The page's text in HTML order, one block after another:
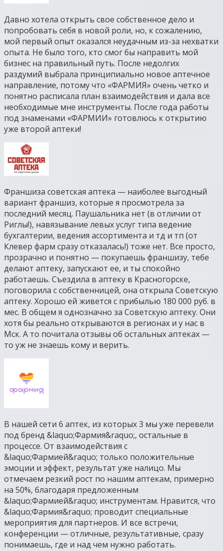
Давно хотела открыть свое собственное дело и
попробовать себя в новой роли, но, к сожалению,
мой первый опыт оказался неудачным из-за нехватки
опыта. Не было того, кто смог бы направить мой
бизнес на правильный путь. После недолгих
раздумий выбрала принципиально новое аптечное
направление, потому что «ФАРМИЯ» очень четко и
понятно расписала план взаимодействия и дала все
необходимые мне инструменты. После года работы
под знаменами «ФАРМИИ» готовлюсь к открытию
уже второй аптеки!
Франшиза советская аптека — наиболее выгодный
вариант франшиз, которые я просмотрела за
последний месяц. Паушальника нет (в отличии от
Риглы!), навязывание левых услуг типа ведение
бухгалтерии, ведения ассортимента и тд и тп (от
Клевер фарм сразу отказалась!) тоже нет. Все просто,
прозрачно и понятно — покупаешь франшизу, тебе
делают аптеку, запускают ее, и ты спокойно
работаешь. Съездила в аптеку в Красногорске,
поговорила с собственницей, она открыла Советскую
аптеку. Хорошо ей живется с прибылью 180 000 руб. в
мес. В общем я однозначно за Советскую аптеку. Они
хотя бы реально открываются в регионах и у нас в
Мск. А то почитала отзывы об остальных аптеках —
то уж не знаешь кому и верить.
В нашей сети 6 аптек, из которых 3 мы уже перевели
под бренд &laquo;Фармия&raquo;, остальные в
процессе. От взаимодействия с
&laquo;Фармией&raquo; только положительные
эмоции и эффект, результат уже налицо. Мы
отмечаем резкий рост по нашим аптекам, примерно
на 50%, благодаря предложенным
&laquo;Фармией&raquo; инструментам. Нравится, что
&laquo;Фармия&raquo; проводит специальные
мероприятия для партнеров. И все встречи,
конференции — отличные, результативные, сразу
понимаешь, где и над чем нужно работать.